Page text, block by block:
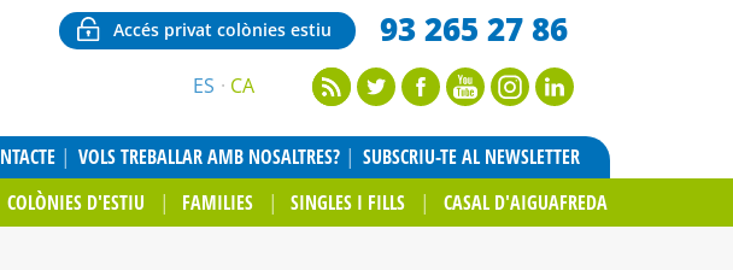
Accés privat colònies estiu 93 265 27 86
ES CA
VOLS TREBALLAR AMB NOSALTRES?
SUBSCRIU-TE AL NEWSLETTER
COLÒNIES D'ESTIU FAMILIES SINGLES I FILLS CASAL D'AIGUAFREDA